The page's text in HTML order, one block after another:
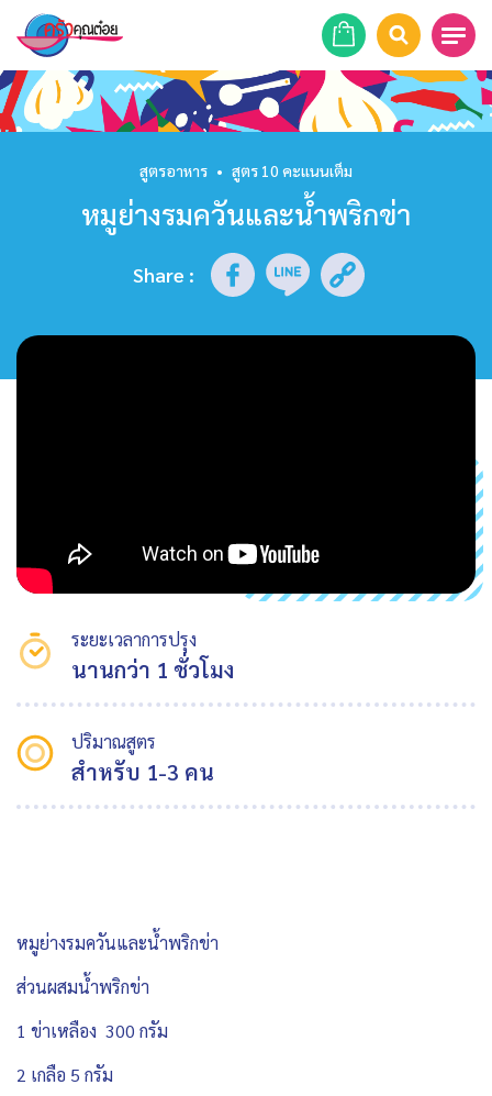
หน้าแรก
ร้านอาหาร
รายการย้อนหลัง
สูตรอาหาร • สูตร 10 คะแนนเต็ม
หมูย่างรมควันและน้ำพริกข่า
Share :
ระยะเวลาการปรุง
นานกว่า 1 ชั่วโมง
ปริมาณสูตร
สำหรับ 1-3 คน
หมูย่างรมควันและน้ำพริกข่า
ส่วนผสมน้ำพริกข่า
1 ข่าเหลือง 300 กรัม
2 เกลือ 5 กรัม